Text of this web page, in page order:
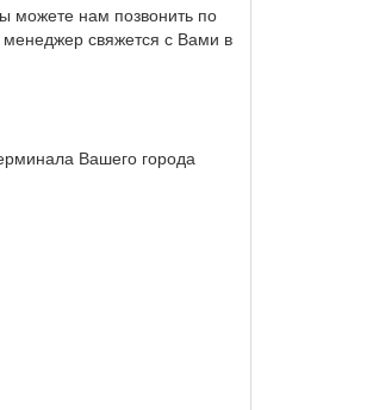
можете нам позвонить по
свяжется с Вами в
Вашего города